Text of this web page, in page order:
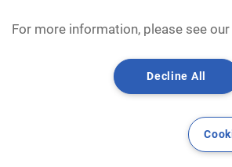
For more information, please see our
Decline All